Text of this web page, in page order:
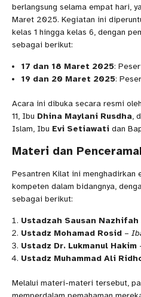
berlangsung selama empat hari,
Maret 2025. Kegiatan ini
kelas 1 hingga kelas 6, dengan
sebagai berikut:
17 dan 18 Maret 2025:
19 dan 20 Maret 2025:
Acara ini dibuka secara resmi
11, Ibu Dhina Maylani Rusdha,
Islam, Ibu Evi Setiawati dan
Materi dan
Pesantren Kilat ini menghadirkan
kompeten dalam bidangnya,
sebagai berikut:
Ustadzah Sausan Nazhifah
Ustadz Mohamad Rosid –
Ustadz Dr. Lukmanul Hakim
Ustadz Muhammad Ali
Melalui materi-materi tersebut,